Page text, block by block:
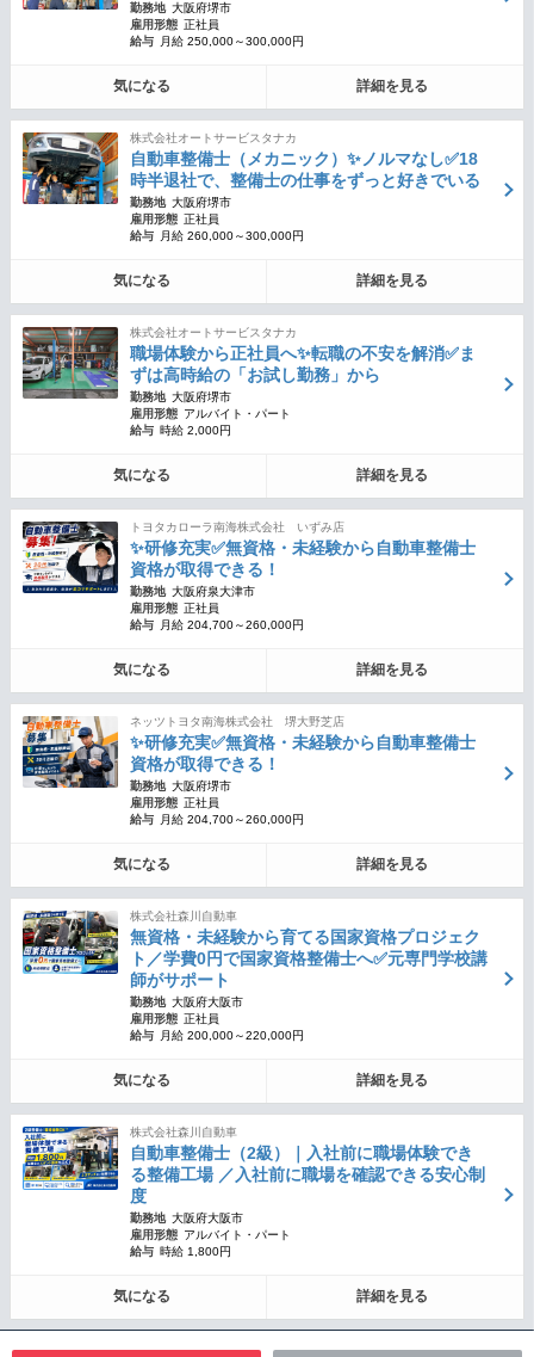
勤務地 大阪府堺市
雇用形態 正社員
給与
月給 250,000～300,000円
気になる 詳細を見る
株式会社オートサービスタナカ
自動車整備士（メカニック）✨ノルマなし✅18
時半退社で、整備士の仕事をずっと好きでいる
勤務地 大阪府堺市
雇用形態 正社員
給与
月給 260,000～300,000円
気になる 詳細を見る
株式会社オートサービスタナカ
職場体験から正社員へ✨転職の不安を解消✅ま
ずは高時給の「お試し勤務」から
勤務地 大阪府堺市
雇用形態 アルバイト・パート
給与 時給 2,000円
気になる 詳細を見る
トヨタカローラ南海株式会社 いずみ店
✨研修充実✅無資格・未経験から自動車整備士
資格が取得できる！
勤務地 大阪府泉大津市
雇用形態 正社員
給与
月給 204,700～260,000円
気になる 詳細を見る
ネッツトヨタ南海株式会社 堺大野芝店
✨研修充実✅無資格・未経験から自動車整備士
資格が取得できる！
勤務地 大阪府堺市
雇用形態 正社員
給与
月給 204,700～260,000円
気になる 詳細を見る
株式会社森川自動車
無資格・未経験から育てる国家資格プロジェク
ト／学費0円で国家資格整備士へ✅元専門学校講
師がサポート
勤務地 大阪府大阪市
雇用形態 正社員
給与
月給 200,000～220,000円
気になる 詳細を見る
株式会社森川自動車
自動車整備士（2級）｜入社前に職場体験でき
る整備工場 ／入社前に職場を確認できる安心制
度
勤務地 大阪府大阪市
雇用形態 アルバイト・パート
給与 時給 1,800円
気になる 詳細を見る